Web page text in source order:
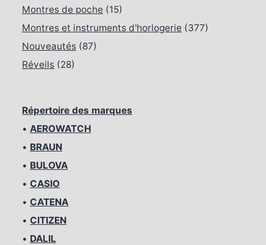
Montres de poche (15)
Montres et instruments d'horlogerie (377)
Nouveautés (87)
Réveils (28)
Répertoire des marques
• AEROWATCH
• BRAUN
• BULOVA
• CASIO
• CATENA
• CITIZEN
• DALIL